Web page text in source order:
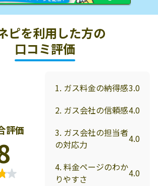
ピを利用した方の
口コミ評価
評価
1. ガス料金の納得感3.0
2. ガス会社の信頼感4.0
3. ガス会社の担当者
の対応力
4.0
4. 料金ページのわか
りやすさ
4.0